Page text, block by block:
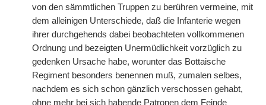
von den sämmtlichen Truppen zu berühren vermeine, mit
dem alleinigen Unterschiede, daß die Infanterie wegen
ihrer durchgehends dabei beobachteten vollkommenen
Ordnung und bezeigten Unermüdlichkeit vorzüglich zu
gedenken Ursache habe, worunter das Bottaische
Regiment besonders benennen muß, zumalen selbes,
nachdem es sich schon gänzlich verschossen gehabt,
ohne mehr bei sich habende Patronen dem Feinde